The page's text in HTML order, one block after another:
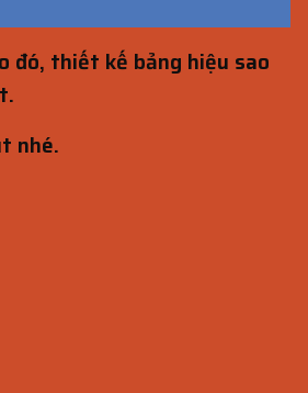
đó, thiết kế bảng hiệu sao
nhé.